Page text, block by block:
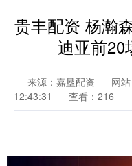
贵丰配资 杨瀚
迪亚前20
来源：嘉垦配资 网
12:43:31
查看：216